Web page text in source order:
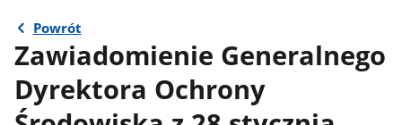
Powrót
Zawiadomienie Generalnego
Dyrektora Ochrony